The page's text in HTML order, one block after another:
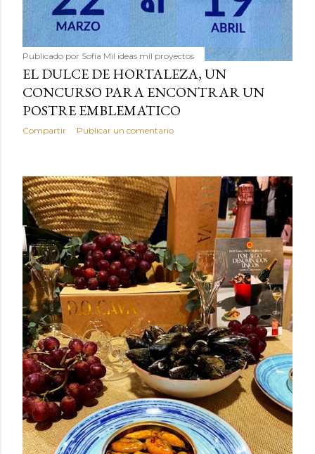
Publicado por Sofía Mil ideas mil proyectos
EL DULCE DE HORTALEZA, UN
CONCURSO PARA ENCONTRAR UN
POSTRE EMBLEMATICO
Compartir Publicar un comentario